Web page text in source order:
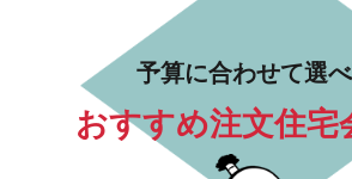
予算に合わせて選べ
おすすめ注文住宅